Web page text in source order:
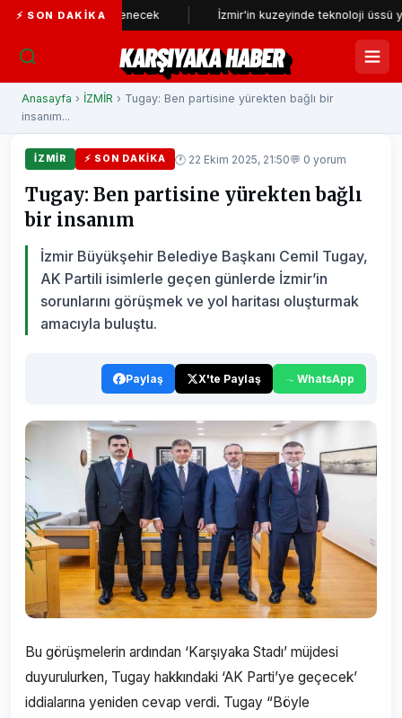
⚡ SON DAKIKA
incelenecek İzmir'in kuzeyinde teknoloji üssü yükseliyor
KARŞIYAKA HABER
Anasayfa › İZMİR › Tugay: Ben partisine yürekten bağlı bir
insanım...
İZMİR ⚡ SON DAKIKA 🕐 22 Ekim 2025, 21:50💬 0 yorum
Tugay: Ben partisine yürekten bağlı
bir insanım
İzmir Büyükşehir Belediye Başkanı Cemil Tugay,
AK Partili isimlerle geçen günlerde İzmir’in
sorunlarını görüşmek ve yol haritası oluşturmak
amacıyla buluştu.
Paylaş X'te Paylaş WhatsApp
Bu görüşmelerin ardından ‘Karşıyaka Stadı’ müjdesi
duyurulurken, Tugay hakkındaki ‘AK Parti’ye geçecek’
iddialarına yeniden cevap verdi. Tugay “Böyle